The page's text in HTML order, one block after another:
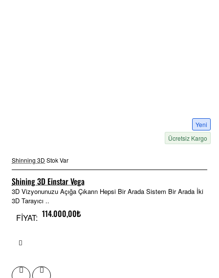
Yeni
Ücretsiz Kargo
Shinning 3D Stok Var
Shining 3D Einstar Vega
3D Vizyonunuzu Açığa Çıkarın Hepsi Bir Arada Sistem Bir Arada İki
3D Tarayıcı ..
FİYAT: 114.000,00₺